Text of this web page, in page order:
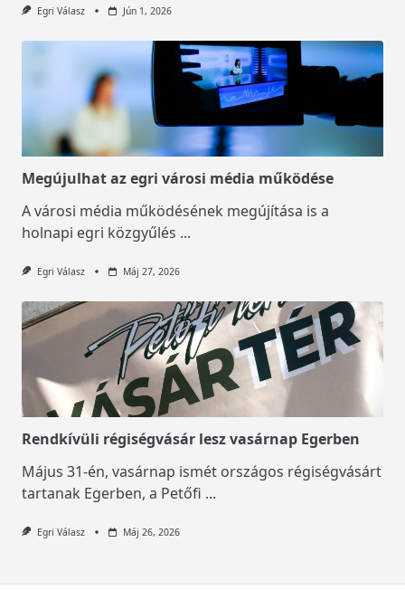
Egri Válasz Jún 1, 2026
Megújulhat az egri városi média működése
A városi média működésének megújítása is a
holnapi egri közgyűlés ...
Egri Válasz Máj 27, 2026
Rendkívüli régiségvásár lesz vasárnap Egerben
Május 31-én, vasárnap ismét országos régiségvásárt
tartanak Egerben, a Petőfi ...
Egri Válasz Máj 26, 2026